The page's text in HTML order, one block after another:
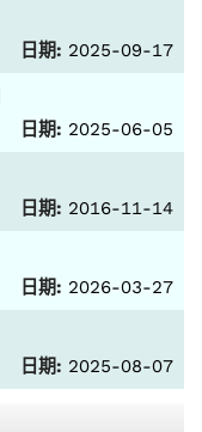
日期: 2025-09-17
日期: 2025-06-05
日期: 2016-11-14
日期: 2026-03-27
日期: 2025-08-07